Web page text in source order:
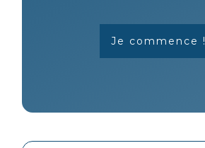
Je commence !